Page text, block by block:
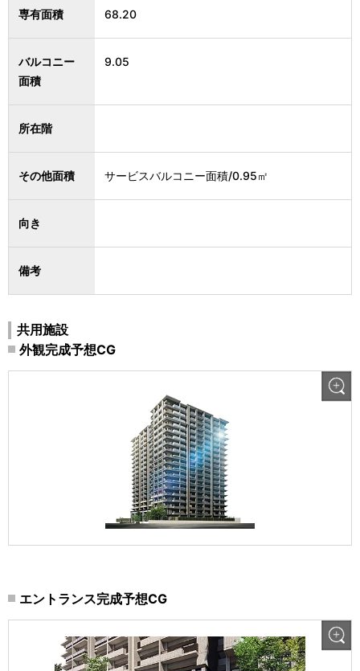
専有面積 68.20
バルコニー
面積
9.05
所在階
その他面積 サービスバルコニー面積/0.95㎡
向き
備考
共用施設
外観完成予想CG
エントランス完成予想CG